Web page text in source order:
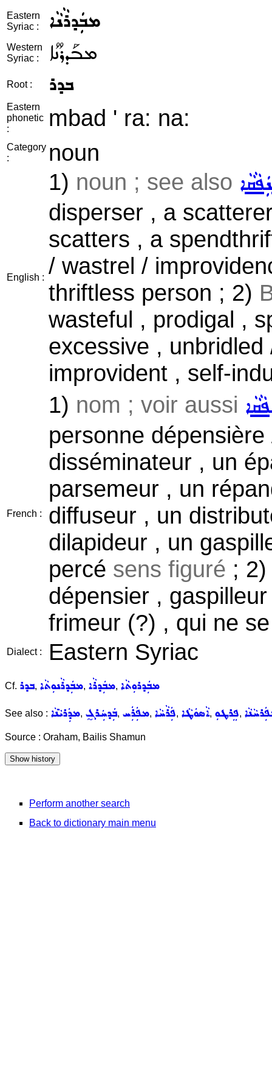
Eastern
Syriac :
ܡܒܲܕܪܵܢܵܐ
Western
Syriac :
ܡܒܰܕܪܳܢܳܐ
Root : ܒܕܪ
Eastern
phonetic
:
mbad ' ra: na:
Category
:
noun
English :
1) noun ; see also ܢܲܦܵܩܵܐ
disperser , a
scatters , a
/ wastrel /
thriftless person ; 2)
wasteful , prodigal ,
excessive ,
improvident , self-
French :
1) nom ; voir aussi
personne
disséminateur , un
parsemeur , un
diffuseur , un
dilapideur , un
percé sens figuré ;
dépensier ,
frimeur (?) , qui ne
Dialect : Eastern Syriac
Cf. ܒܕܪ, ܡܒܲܕܪܵܢܘܼܬܵܐ, ܡܒܲܕܪܵܐ, ܡܒܲܕܪܘܼܬܵܐ
See also : ܡܕܲܪܝܵܢܵܐ, ܒܲܕܚܲܪܓ̰, ܡܦܲܪܲܚ, ܦܲܪܵܚܵܐ, ܐܵܣܘܿܛܵܐ, ܦܸܪܛܘܼ,
Source : Oraham, Bailis Shamun
Perform another search
Back to dictionary main menu